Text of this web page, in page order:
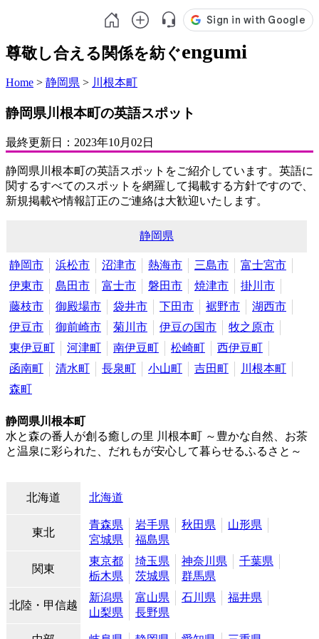
尊敬し合える関係を紡ぐengumi
Home > 静岡県 > 川根本町
静岡県川根本町の英語スポット
最終更新日： 2023年10月02日
静岡県川根本町の英語スポットをご紹介しています。英語に
関するすべてのスポットを網羅して掲載する方針ですので、
新規掲載や情報訂正のご連絡は大歓迎いたします。
静岡県
静岡市 浜松市 沼津市 熱海市 三島市
富士宮市
伊東市
島田市 富士市 磐田市 焼津市
掛川市
藤枝市
御殿場市 袋井市 下田市 裾野市
湖西市
伊豆市
御前崎市 菊川市 伊豆の国市
牧之原市
東伊豆町
河津町 南伊豆町 松崎町
西伊豆町
函南町
清水町 長泉町 小山町 吉田町
川根本町
森町
静岡県川根本町
水と森の番人が創る癒しの里 川根本町 ～豊かな自然、お茶
と温泉に彩られた、だれもが安心して暮らせるふるさと～
北海道 北海道
東北
青森県 岩手県 秋田県
山形県
宮城県
福島県
関東
東京都 埼玉県 神奈川県
千葉県
栃木県
茨城県 群馬県
北陸・甲信越
新潟県 富山県 石川県
福井県
山梨県
長野県